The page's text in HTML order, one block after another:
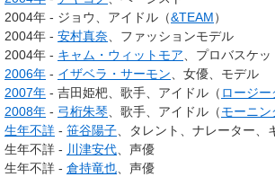
2004年 - ジョウ、アイドル（&TEAM）
2004年 - 安村真奈 、ファッションモデル
2004年 - キャム・ウィットモア 、プロバスケ
2006年 - イザベラ・サーモン 、女優、モデル
2007年 - 吉田姫杷、歌手、アイドル（ ロージ
2008年 - 弓桁朱琴 、歌手、アイドル（モーニン
生年不詳 - 笹谷陽子 、タレント、ナレーター、
生年不詳 - 川津安代 、声優
生年不詳 - 倉持竜也 、声優